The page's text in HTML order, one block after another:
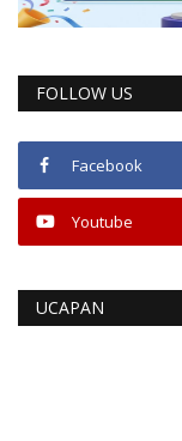
FOLLOW US
Facebook
Youtube
UCAPAN